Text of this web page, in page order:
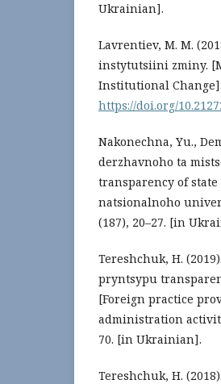
Ukrainian].
Lavrentiev, M. M.
instytutsiini zminy.
Institutional
https://doi.org/
Nakonechna, Yu.,
derzhavnoho ta
transparency of
natsionalnoho
(187), 20–27. [in
Tereshchuk, H.
pryntsypu
[Foreign practice
administration
70. [in Ukrainian].
Tereshchuk, H.